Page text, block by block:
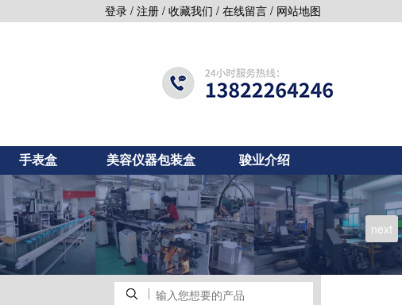
登录 / 注册 / 收藏我们 / 在线留言 / 网站地图
手表盒 美容仪器包装盒 骏业介绍
next